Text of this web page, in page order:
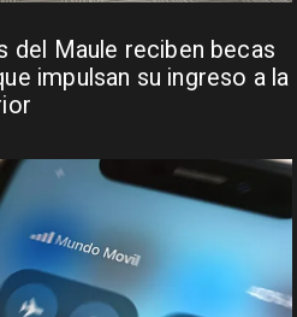
del Maule reciben becas
impulsan su ingreso a la